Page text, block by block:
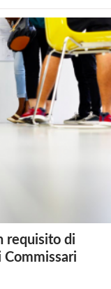
requisito di